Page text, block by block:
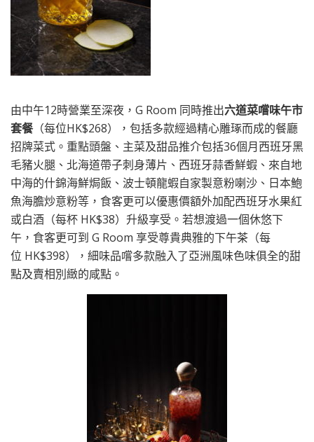
由中午12時營業至深夜，G Room 同時推出六道菜嚐味午市
套餐（每位HK$268），包括多款經過精心雕琢而成的餐廳
招牌菜式。重點頭盤、主菜及甜品推介包括36個月西班牙黑
毛豬火腿、北海道帶子刺身薄片、西班牙蒜香鮮蝦、來自地
中海的什錦海鮮焗飯、波士頓龍蝦自家製意粉喇沙、日本鮑
魚海膽炒意粉等，食客更可以優惠價額外加配西班牙水果紅
或白酒（每杯 HK$38）升級享受。若想渡過一個休悠下
午，食客更可到 G Room 享受尊貴典雅的下午茶（每
位 HK$398），細味品嚐多款融入了亞洲風味色味俱全的甜
點及賣相別緻的咸點。